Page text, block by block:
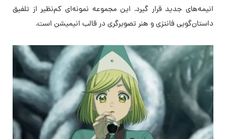
انیمه‌های جدید قرار گیرد. این مجموعه نمونه‌ای کم‌نظیر از تلفیق
داستان‌گویی فانتزی و هنر تصویرگری در قالب انیمیشن است.